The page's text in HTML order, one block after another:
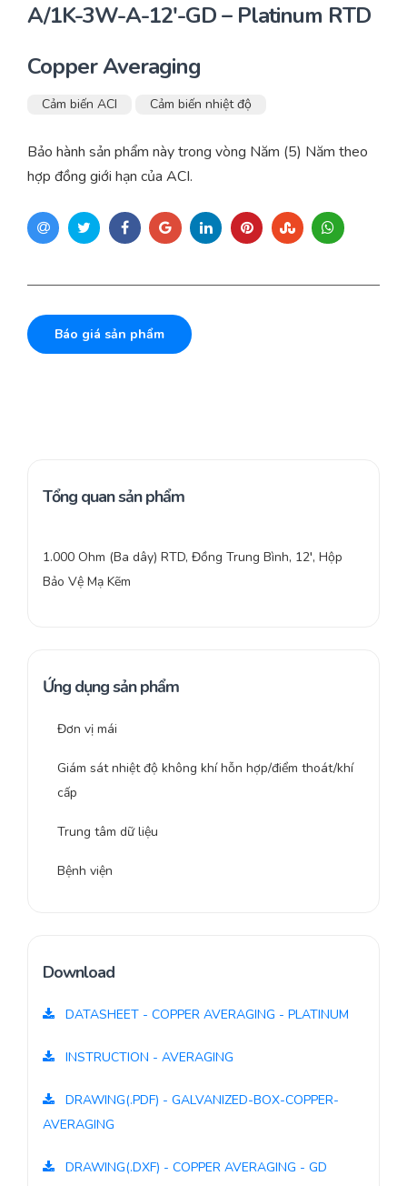
A/1K-3W-A-12′-GD – Platinum RTD
Copper Averaging
Cảm biến ACI Cảm biến nhiệt độ
Bảo hành sản phẩm này trong vòng Năm (5) Năm theo
hợp đồng giới hạn của ACI.
Báo giá sản phẩm
Tổng quan sản phẩm
1.000 Ohm (Ba dây) RTD, Đồng Trung Bình, 12′, Hộp
Bảo Vệ Mạ Kẽm
Ứng dụng sản phẩm
Đơn vị mái
Giám sát nhiệt độ không khí hỗn hợp/điểm thoát/khí
cấp
Trung tâm dữ liệu
Bệnh viện
Download
DATASHEET - COPPER AVERAGING - PLATINUM
INSTRUCTION - AVERAGING
DRAWING(.PDF) - GALVANIZED-BOX-COPPER-
AVERAGING
DRAWING(.DXF) - COPPER AVERAGING - GD